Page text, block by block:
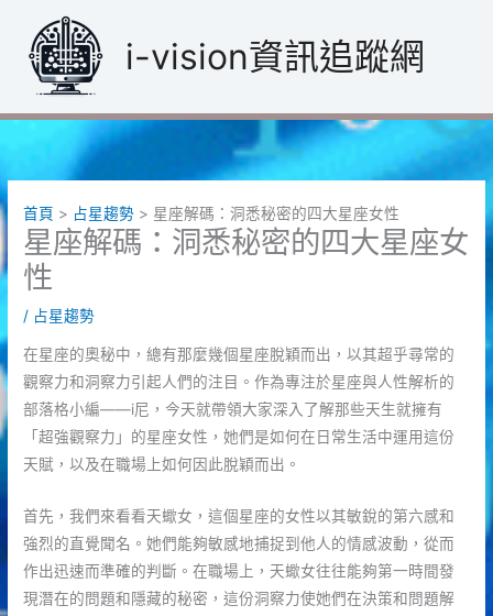
內
i-vision資訊追蹤網
首頁 占星趨勢 星座解碼：洞悉秘密的四大星座女性
星座解碼：洞悉秘密的四大星座女
性
/ 占星趨勢
在星座的奧秘中，總有那麼幾個星座脫穎而出，以其超乎尋常的
觀察力和洞察力引起人們的注目。作為專注於星座與人性解析的
部落格小編——i尼，今天就帶領大家深入了解那些天生就擁有
「超強觀察力」的星座女性，她們是如何在日常生活中運用這份
天賦，以及在職場上如何因此脫穎而出。
首先，我們來看看天蠍女，這個星座的女性以其敏銳的第六感和
強烈的直覺聞名。她們能夠敏感地捕捉到他人的情感波動，從而
作出迅速而準確的判斷。在職場上，天蠍女往往能夠第一時間發
現潛在的問題和隱藏的秘密，這份洞察力使她們在決策和問題解